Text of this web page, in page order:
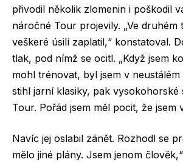
přivodil několik zlomenin i poškodil
náročné Tour projevily. „Ve druhém
veškeré úsilí zaplatil,“ konstatoval.
tlak, pod nímž se ocitl. „Když jsem
mohl trénovat, byl jsem v
stihl jarní klasiky, pak vysokohorské
Tour. Pořád jsem měl pocit, že jsem
Navíc jej oslabil zánět. Rozhodl se
mělo jiné plány. Jsem jenom